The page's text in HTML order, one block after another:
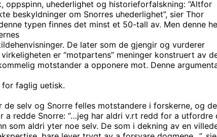
oppspinn, uhederlighet og historieforfalskning: “Altfor
beskyldninger om Snorres uhederlighet”, sier Thor
typen finnes det minst et 50-tall av. Men denne
De later som de gjengir og vurderer
er “motpartens” meninger konstruert av
motstander a opponere mot. Denne
faglig uetisk.
de selv og Snorre felles motstandere i forskerne, og de
a redde Snorre: “…jeg har aldri v.rt redd for a utfordre
som aldri yter noe selv. De som i dekning av en